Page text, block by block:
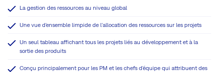
La gestion des ressources au niveau global
Une vue d'ensemble limpide de l'allocation des ressources sur les projets
Un seul tableau affichant tous les projets liés au développement et à la
sortie des produits
Conçu principalement pour les PM et les chefs d'équipe qui attribuent des